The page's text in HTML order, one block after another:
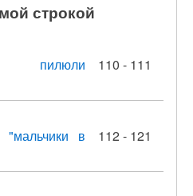
строкой
пилюли
110 - 111
"мальчики в
112 - 121